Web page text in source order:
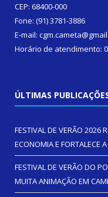
CEP: 68400-000
Fone: (91) 3781-3886
E-mail:
Horário de atendimento:
ÚLTIMAS
FESTIVAL DE VERÃO 2026
ECONOMIA E FORTALECE
FESTIVAL DE VERÃO DO
MUITA ANIMAÇÃO EM